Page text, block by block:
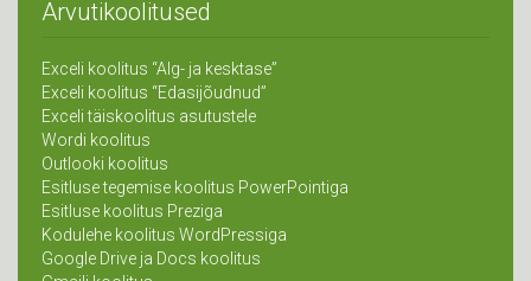
Arvutikoolitused
Exceli koolitus “Alg- ja kesktase”
Exceli koolitus “Edasijõudnud”
Exceli täiskoolitus asutustele
Wordi koolitus
Outlooki koolitus
Esitluse tegemise koolitus PowerPointiga
Esitluse koolitus Preziga
Kodulehe koolitus WordPressiga
Google Drive ja Docs koolitus